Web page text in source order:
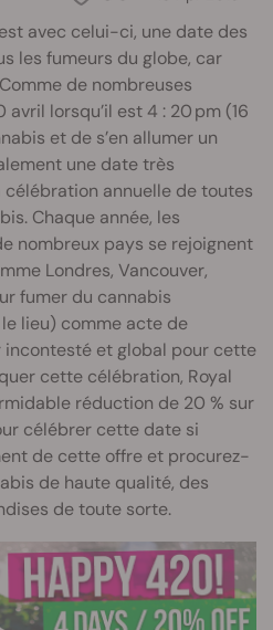
avec celui-ci, une date des
les fumeurs du globe, car
de nombreuses
lorsqu’il est 4 : 20 pm (16
et de s’en allumer un
une date très
annuelle de toutes
Chaque année, les
nombreux pays se rejoignent
Londres, Vancouver,
fumer du cannabis
lieu) comme acte de
incontesté et global pour cette
cette célébration, Royal
réduction de 20 % sur
célébrer cette date si
de cette offre et procurez-
de haute qualité, des
de toute sorte.